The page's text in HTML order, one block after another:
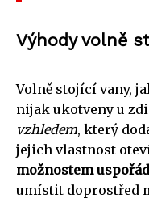
Výhody volně
Volně stojící vany,
nijak ukotveny u
vzhledem, který
jejich vlastnost
možnostem
umístit doprostřed